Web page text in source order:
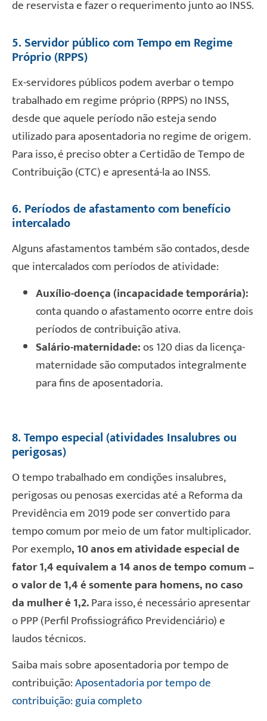
de reservista e fazer o requerimento junto ao INSS.
5. Servidor público com Tempo em Regime
Próprio (RPPS)
Ex-servidores públicos podem averbar o tempo
trabalhado em regime próprio (RPPS) no INSS,
desde que aquele período não esteja sendo
utilizado para aposentadoria no regime de origem.
Para isso, é preciso obter a Certidão de Tempo de
Contribuição (CTC) e apresentá-la ao INSS.
6. Períodos de afastamento com benefício
intercalado
Alguns afastamentos também são contados, desde
que intercalados com períodos de atividade:
Auxílio-doença (incapacidade temporária):
conta quando o afastamento ocorre entre dois
períodos de contribuição ativa.
Salário-maternidade:os 120 dias da licença-
maternidade são computados integralmente
para fins de aposentadoria.
8. Tempo especial (atividades Insalubres ou
perigosas)
O tempo trabalhado em condições insalubres,
perigosas ou penosas exercidas até a Reforma da
Previdência em 2019 pode ser convertido para
tempo comum por meio de um fator multiplicador.
Por exemplo, 10 anos em atividade especial de
fator 1,4 equivalem a 14 anos de tempo comum –
o valor de 1,4 é somente para homens, no caso
da mulher é 1,2.Para isso, é necessário apresentar
o PPP (Perfil Profissiográfico Previdenciário) e
laudos técnicos.
Saiba mais sobre aposentadoria por tempo de
contribuição:Aposentadoria por tempo de
contribuição: guia completo